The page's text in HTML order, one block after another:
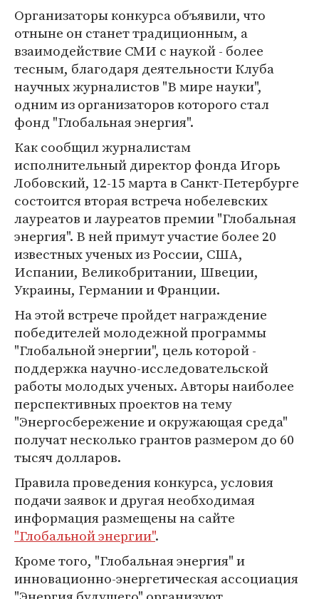
Организаторы конкурса объявили, что
отныне он станет традиционным, а
взаимодействие СМИ с наукой - более
тесным, благодаря деятельности Клуба
научных журналистов "В мире науки",
одним из организаторов которого стал
фонд "Глобальная энергия".
Как сообщил журналистам
исполнительный директор фонда Игорь
Лобовский, 12-15 марта в Санкт-Петербурге
состоится вторая встреча нобелевских
лауреатов и лауреатов премии "Глобальная
энергия". В ней примут участие более 20
известных ученых из России, США,
Испании, Великобритании, Швеции,
Украины, Германии и Франции.
На этой встрече пройдет награждение
победителей молодежной программы
"Глобальной энергии", цель которой -
поддержка научно-исследовательской
работы молодых ученых. Авторы наиболее
перспективных проектов на тему
"Энергосбережение и окружающая среда"
получат несколько грантов размером до 60
тысяч долларов.
Правила проведения конкурса, условия
подачи заявок и другая необходимая
информация размещены на сайте
"Глобальной энергии".
Кроме того, "Глобальная энергия" и
инновационно-энергетическая ассоциация